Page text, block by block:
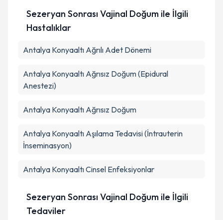
Sezeryan Sonrası Vajinal Doğum ile İlgili
Hastalıklar
Antalya Konyaaltı Ağrılı Adet Dönemi
Antalya Konyaaltı Ağrısız Doğum (Epidural
Anestezi)
Antalya Konyaaltı Ağrısız Doğum
Antalya Konyaaltı Aşılama Tedavisi (İntrauterin
İnseminasyon)
Antalya Konyaaltı Cinsel Enfeksiyonlar
Sezeryan Sonrası Vajinal Doğum ile İlgili
Tedaviler